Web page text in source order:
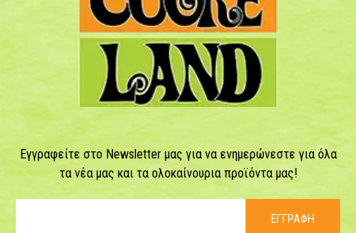
Εγγραφείτε στο Newsletter μας για να ενημερώνεστε για όλα
τα νέα μας και τα ολοκαίνουρια προϊόντα μας!
ΕΓΓΡΑΦΗ